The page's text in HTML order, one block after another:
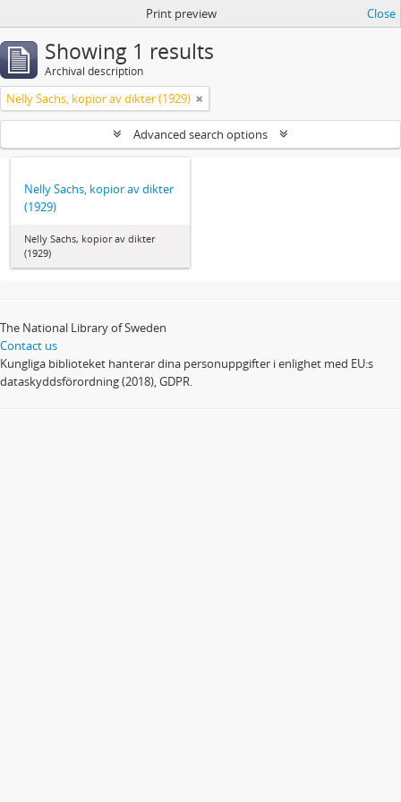
Print preview Close
Showing 1 results
Archival description
Nelly Sachs, kopior av dikter (1929)
Advanced search options
Nelly Sachs, kopior av dikter
(1929)
Nelly Sachs, kopior av dikter
(1929)
The National Library of Sweden
Contact us
Kungliga biblioteket hanterar dina personuppgifter i enlighet med EU:s
dataskyddsförordning (2018), GDPR.